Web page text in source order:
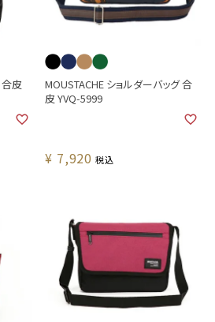
合皮
MOUSTACHE ショルダーバッグ 合
皮 YVQ-5999
¥ 7,920 税込